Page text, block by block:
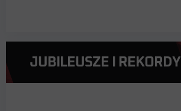
JUBILEUSZE I REKORDY